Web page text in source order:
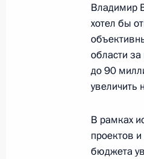
18 апреля
Встреча
Владимир
хотел бы
области
до 90
увеличить
В рамках
проектов
бюджета